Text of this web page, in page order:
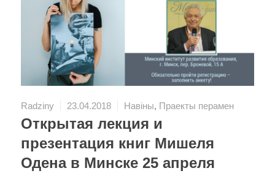
Radziny 23.04.2018 Навіны, Праекты перамен
Открытая лекция и
презентация книг Мишеля
Одена в Минске 25 апреля